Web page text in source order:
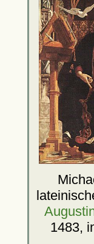
1483,